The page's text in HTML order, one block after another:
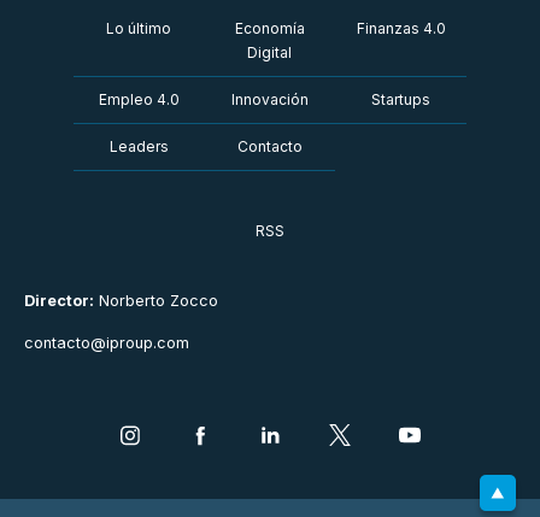
Director: Norberto Zocco
contacto@iproup.com
Lo último
Economía
Digital
Finanzas 4.0
Empleo 4.0 Innovación Startups
Leaders Contacto
RSS